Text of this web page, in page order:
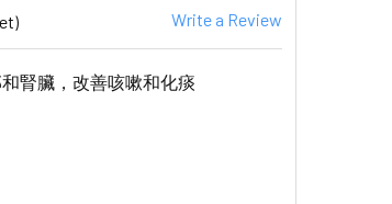
Write a Review
腎臟，改善咳嗽和化痰